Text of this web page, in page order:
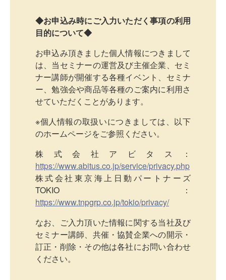
◆お申込み時にご入力いただく事項の利用
目的について◆
お申込み頂きました個人情報につきまして
は、当セミナーの運営及び主催企業、セミ
ナー講師が開催する各種イベント、セミナ
ー、勉強会や商品等各種のご案内に利用さ
せていただくことがあります。
※個人情報の取扱いにつきましては、以下
のホームページをご参照ください。
株式会社アビタス：
https://www.abitus.co.jp/service/privacy.php
株式会社東京海上日動パートナーズ
TOKIO：
https://www.tnpgrp.co.jp/tokio/privacy/
なお、ご入力頂いた情報に関する当社及び
セミナー講師、共催・協賛企業への開示・
訂正・削除・その他は各社にお問い合わせ
ください。